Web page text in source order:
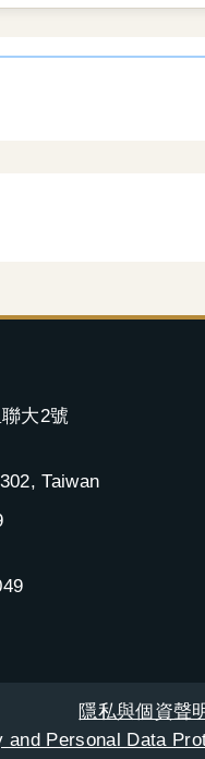
大2號
Taiwan
隱私與個資聲
and Personal Data